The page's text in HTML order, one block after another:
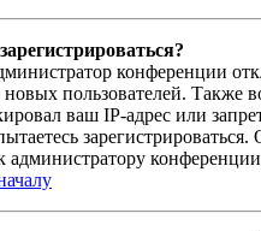
конференции
пользователей. Также
ваш IP-адрес или
зарегистрироваться.
администратору